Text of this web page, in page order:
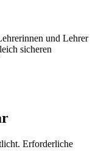
und Lehrer
sicheren
Erforderliche